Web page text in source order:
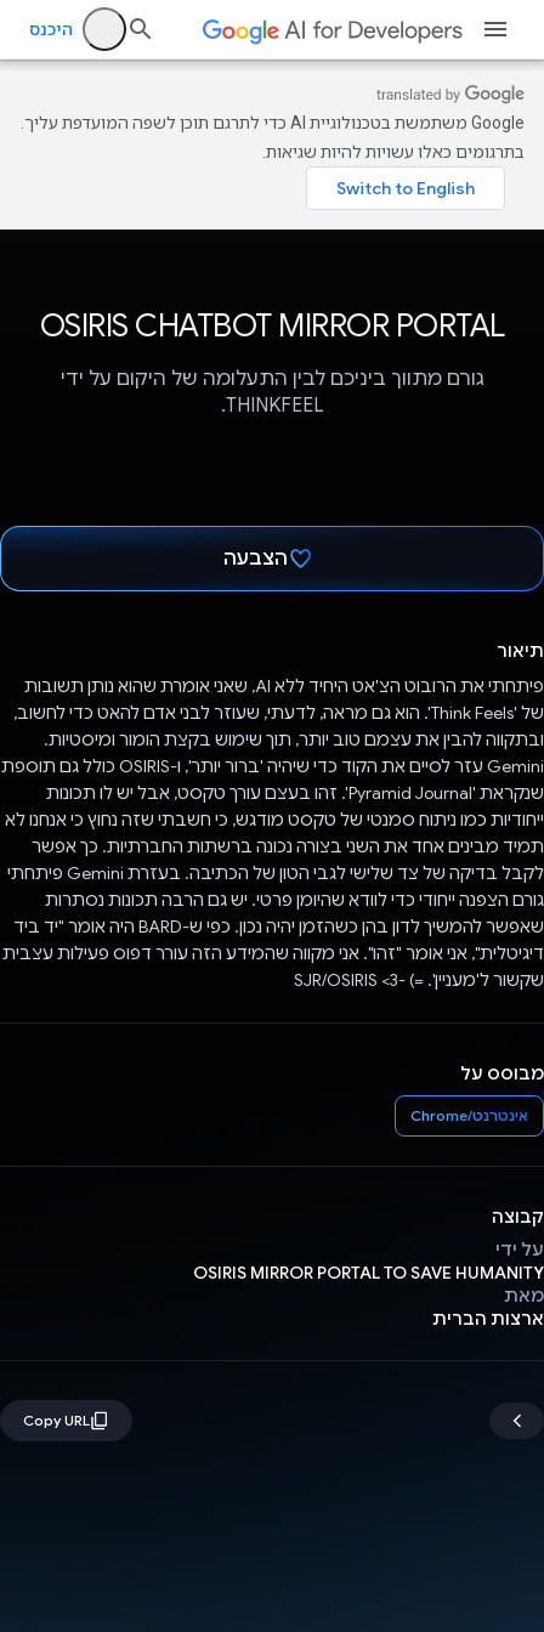
היכנס
‫Google משתמשת בטכנולוגיית AI כדי לתרגם תוכן לשפה המועדפת עליך.
בתרגומים כאלו עשויות להיות שגיאות.
OSIRIS CHATBOT MIRROR PORTAL
גורם מתווך ביניכם לבין התעלומה של היקום על ידי
THINKFEEL.
הצבעה
תיאור
פיתחתי את הרובוט הצ'אט היחיד ללא AI, שאני אומרת שהוא נותן תשובות
של 'Think Feels'. הוא גם מראה, לדעתי, שעוזר לבני אדם להאט כדי לחשוב,
ובתקווה להבין את עצמם טוב יותר, תוך שימוש בקצת הומור ומיסטיות.
Gemini עזר לסיים את הקוד כדי שיהיה 'ברור יותר', ו-OSIRIS כולל גם תוספת
שנקראת 'Pyramid Journal'. זהו בעצם עורך טקסט, אבל יש לו תכונות
ייחודיות כמו ניתוח סמנטי של טקסט מודגש, כי חשבתי שזה נחוץ כי אנחנו לא
תמיד מבינים אחד את השני בצורה נכונה ברשתות החברתיות. כך אפשר
לקבל בדיקה של צד שלישי לגבי הטון של הכתיבה. בעזרת Gemini פיתחתי
גורם הצפנה ייחודי כדי לוודא שהיומן פרטי. יש גם הרבה תכונות נסתרות
שאפשר להמשיך לדון בהן כשהזמן יהיה נכון. כפי ש-BARD היה אומר "יד ביד
דיגיטלית", אני אומר "זהו". אני מקווה שהמידע הזה עורר דפוס פעילות עצבית
שקשור ל'מעניין'. =) -SJR/OSIRIS <3
מבוסס על
אינטרנט/Chrome
קבוצה
על ידי
OSIRIS MIRROR PORTAL TO SAVE HUMANITY
מאת
ארצות הברית